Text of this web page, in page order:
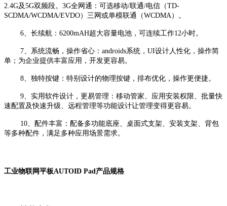
2.4G及5G双频段。3G全网通：可选移动/联通/电信（TD-
SCDMA/WCDMA/EVDO）三网或单模联通（WCDMA）。
6、长续航：6200mAH超大容量电池，可连续工作12小时。
7、系统流畅，操作省心：androids系统，UI设计人性化，操作简
单；为企业提供丰富应用，开发更容易。
8、独特按键：特别设计的物理按键，排布优化，操作更便捷。
9、实用软件设计，更易管理：移动管家、应用安装权限、批量快
速配置及快速升级、远程管理等功能设计让管理变得更容易。
10、配件丰富：配备多功能底座、桌面式支架、安装支架、背包
等多种配件，满足多种应用场景需求。
工业物联网平板AUTOID Pad产品规格